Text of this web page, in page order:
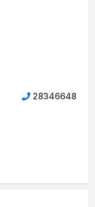
28346648